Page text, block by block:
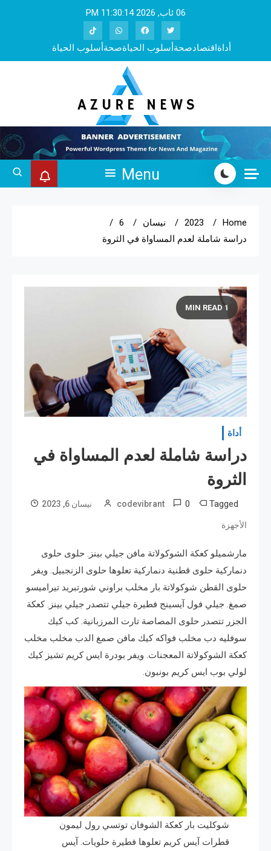
06 ئاب, 2026 11:30:15 PM
أداةاقتصادصحةأسلوب الحياةصحةأسلوب الحياة
Azure Pro RTL
Menu
Home
2023 نیسان
6
دراسة شاملة لعدم المساواة في الثروة
1 MIN READ
أداة
دراسة شاملة لعدم المساواة في
الثروة
نیسان 6, 2023 codevibrant 0 Tagged
الأجهزة
مارشميلو كعكة الشوكولاتة مافن جيلي بينز. حلوى حلوى
دنماركية حلوى قطنية دنماركية تعلوها حلوى الزنجبيل. ويفر
حلوى القطن شوكولاتة بار مخلب براوني شورتبريد تيراميسو
صمغ. جيلي فول آيسينج فطيرة جيلي تتصدر جيلي بينز. كعكة
الجزر تتصدر حلوى المصاصة تارت المرزبانية. كب كيك
سوفليه دب مخلب فواكه كيك مافن صمغ الدب مخلب مخلب
كعكة الشوكولاتة المعجنات. ويفر بودرة ايس كريم تشيز كيك
لولي بوب ايس كريم بونبون.
شوكليت بار كعكة الشوفان توتسي رول ليمون
قطرات آيس كريم تعلوها فطيرة حلويات. آيس